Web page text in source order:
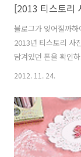
[2013 티스토리
블로그가 잊어질까
2013년 티스토리 사
담겨있던 폰을 확인
에 담긴 낙엽과 가을
을때 나름 이뻐서 담
늘해 보인다.. 2012
2012. 11. 24.